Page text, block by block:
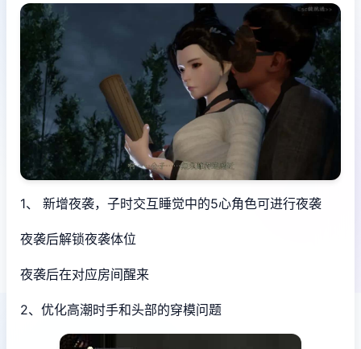
1、 新增夜袭，子时交互睡觉中的5心角色可进行夜袭
夜袭后解锁夜袭体位
夜袭后在对应房间醒来
2、优化高潮时手和头部的穿模问题